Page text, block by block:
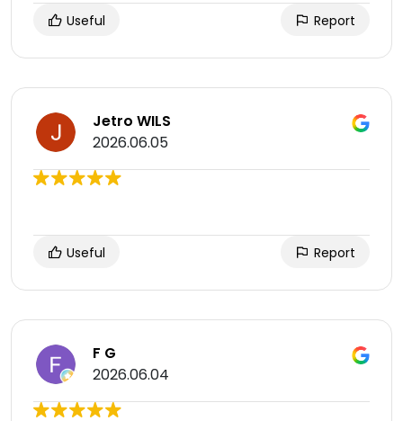
Useful Report
Jetro WILS
2026.06.05
Useful Report
F G
2026.06.04